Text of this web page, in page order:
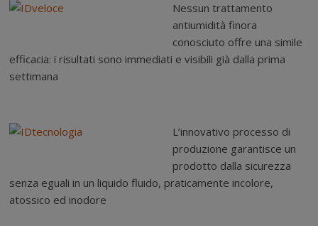
Nessun trattamento
antiumidità finora
conosciuto offre una simile
efficacia: i risultati sono immediati e visibili già dalla prima
settimana
L’innovativo processo di
produzione garantisce un
prodotto dalla sicurezza
senza eguali in un liquido fluido, praticamente incolore,
atossico ed inodore